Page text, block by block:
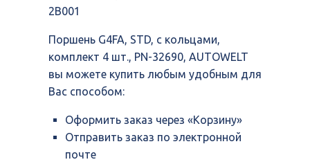
32690,
2B001
Поршень G4FA, STD, с кольцами,
комплект 4 шт., PN-32690, AUTOWELT
вы можете купить любым удобным для
Вас способом:
Оформить заказ через «Корзину»
Отправить заказ по электронной
почте